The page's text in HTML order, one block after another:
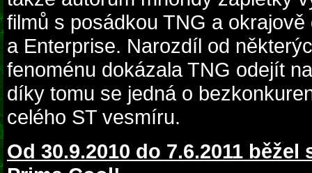
filmů s posádkou TNG a
a Enterprise. Narozdíl od
fenoménu dokázala TNG odejít
díky tomu se jedná o
celého ST vesmíru.
Od 30.9.2010 do 7.6.2011